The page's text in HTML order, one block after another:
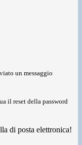
un messaggio
il reset della password
di posta elettronica!